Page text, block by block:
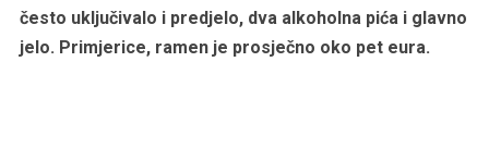
često uključivalo i predjelo, dva alkoholna pića i glavno
jelo. Primjerice, ramen je prosječno oko pet eura.